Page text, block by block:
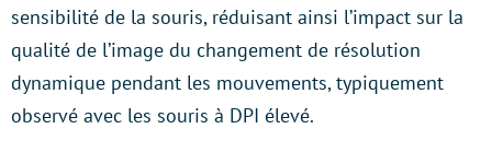
sensibilité de la souris, réduisant ainsi l’impact sur la
qualité de l’image du changement de résolution
dynamique pendant les mouvements, typiquement
observé avec les souris à DPI élevé.